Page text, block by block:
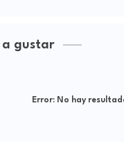
a gustar
Error:No hay